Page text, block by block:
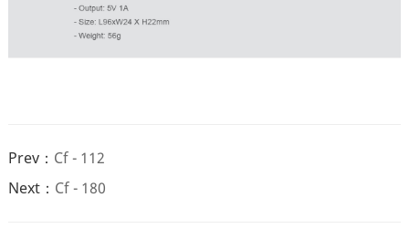
Prev： Cf - 112
Next： Cf - 180